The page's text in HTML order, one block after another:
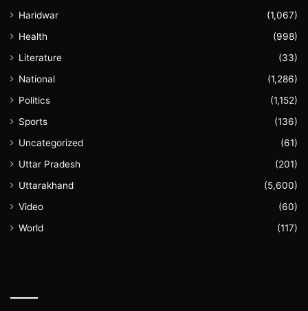
Haridwar
(1,067)
Health
(998)
Literature
(33)
National
(1,286)
Politics
(1,152)
Sports
(136)
Uncategorized
(61)
Uttar Pradesh
(201)
Uttarakhand
(5,600)
Video
(60)
World
(117)